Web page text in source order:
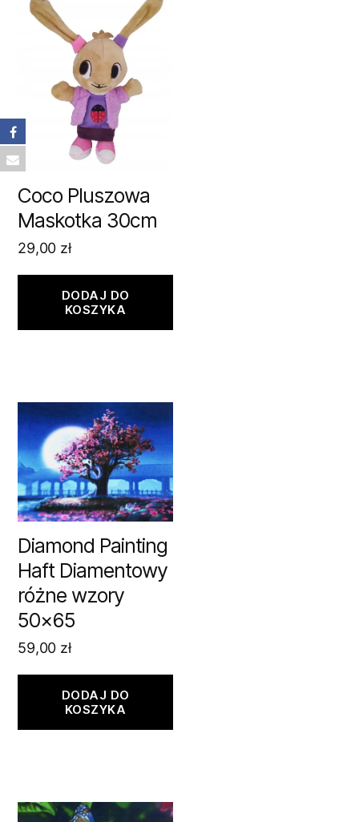
Coco Pluszowa
Maskotka 30cm
29,00 zł
DODAJ DO
KOSZYKA
Diamond Painting
Haft Diamentowy
różne wzory
50×65
59,00 zł
DODAJ DO
KOSZYKA